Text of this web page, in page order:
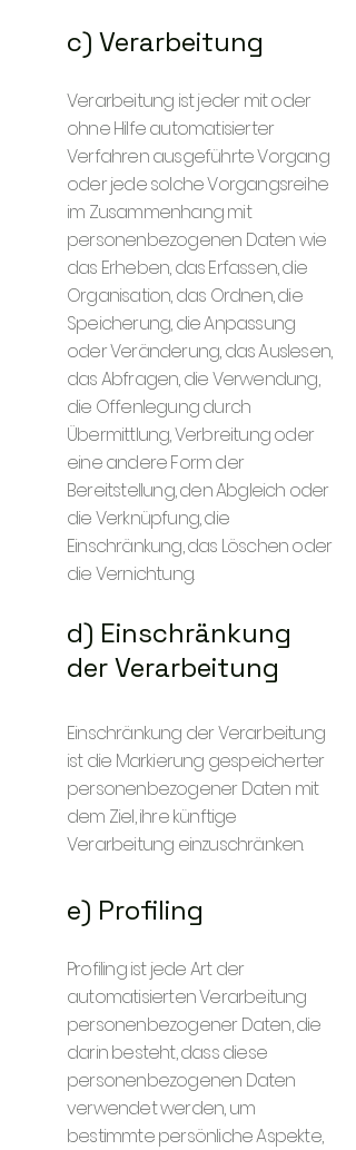
c) Verarbeitung
Verarbeitung ist jeder mit oder
ohne Hilfe automatisierter
Verfahren ausgeführte Vorgang
oder jede solche Vorgangsreihe
im Zusammenhang mit
personenbezogenen Daten wie
das Erheben, das Erfassen, die
Organisation, das Ordnen, die
Speicherung, die Anpassung
oder Veränderung, das Auslesen,
das Abfragen, die Verwendung,
die Offenlegung durch
Übermittlung, Verbreitung oder
eine andere Form der
Bereitstellung, den Abgleich oder
die Verknüpfung, die
Einschränkung, das Löschen oder
die Vernichtung.
d) Einschränkung
der Verarbeitung
Einschränkung der Verarbeitung
ist die Markierung gespeicherter
personenbezogener Daten mit
dem Ziel, ihre künftige
Verarbeitung einzuschränken.
e) Profiling
Profiling ist jede Art der
automatisierten Verarbeitung
personenbezogener Daten, die
darin besteht, dass diese
personenbezogenen Daten
verwendet werden, um
bestimmte persönliche Aspekte,